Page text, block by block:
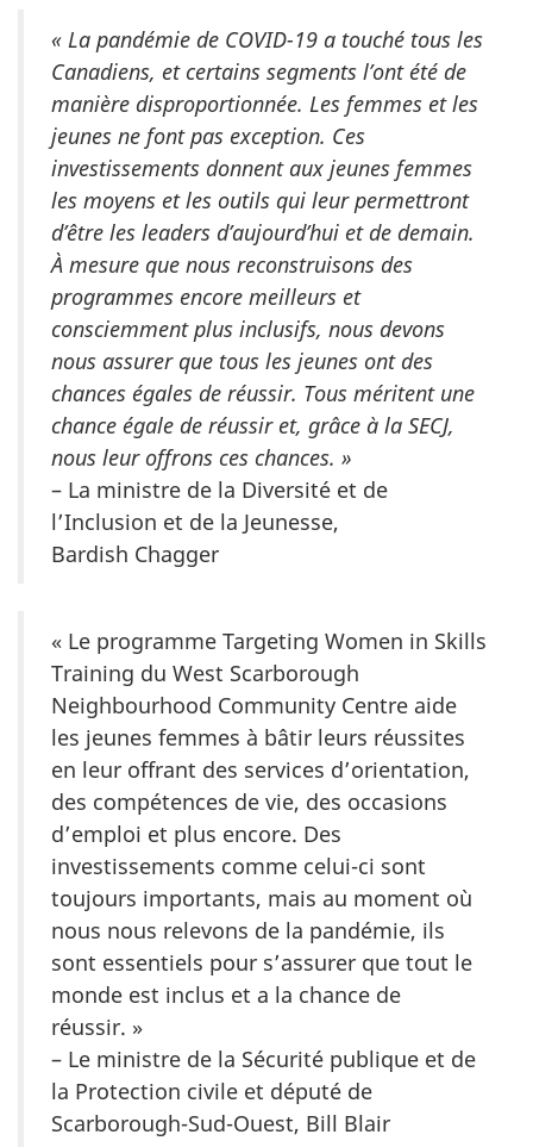
« La pandémie de COVID-19 a touché tous les
Canadiens, et certains segments l’ont été de
manière disproportionnée. Les femmes et les
jeunes ne font pas exception. Ces
investissements donnent aux jeunes femmes
les moyens et les outils qui leur permettront
d’être les leaders d’aujourd’hui et de demain.
À mesure que nous reconstruisons des
programmes encore meilleurs et
consciemment plus inclusifs, nous devons
nous assurer que tous les jeunes ont des
chances égales de réussir. Tous méritent une
chance égale de réussir et, grâce à la SECJ,
nous leur offrons ces chances. »
– La ministre de la Diversité et de
l’Inclusion et de la Jeunesse,
Bardish Chagger
« Le programme Targeting Women in Skills
Training du West Scarborough
Neighbourhood Community Centre aide
les jeunes femmes à bâtir leurs réussites
en leur offrant des services d’orientation,
des compétences de vie, des occasions
d’emploi et plus encore. Des
investissements comme celui-ci sont
toujours importants, mais au moment où
nous nous relevons de la pandémie, ils
sont essentiels pour s’assurer que tout le
monde est inclus et a la chance de
réussir. »
– Le ministre de la Sécurité publique et de
la Protection civile et député de
Scarborough-Sud-Ouest, Bill Blair